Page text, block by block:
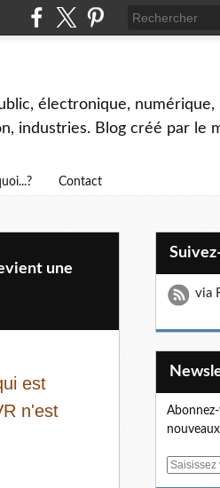
électronique, numérique,
industries. Blog créé par le
Contact
une
est
n'est
via
E